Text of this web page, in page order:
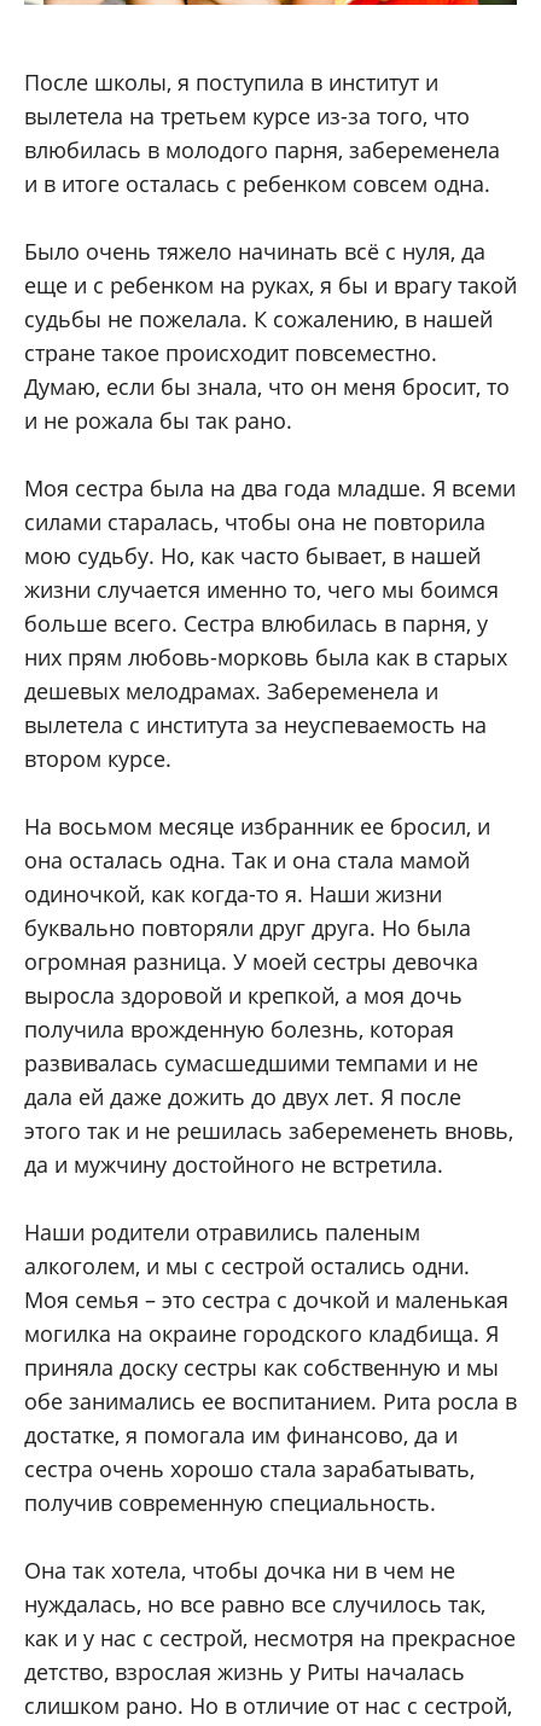
После школы, я поступила в институт и
вылетела на третьем курсе из-за того, что
влюбилась в молодого парня, забеременела
и в итоге осталась с ребенком совсем одна.
Было очень тяжело начинать всё с нуля, да
еще и с ребенком на руках, я бы и врагу такой
судьбы не пожелала. К сожалению, в нашей
стране такое происходит повсеместно.
Думаю, если бы знала, что он меня бросит, то
и не рожала бы так рано.
Моя сестра была на два года младше. Я всеми
силами старалась, чтобы она не повторила
мою судьбу. Но, как часто бывает, в нашей
жизни случается именно то, чего мы боимся
больше всего. Сестра влюбилась в парня, у
них прям любовь-морковь была как в старых
дешевых мелодрамах. Забеременела и
вылетела с института за неуспеваемость на
втором курсе.
На восьмом месяце избранник ее бросил, и
она осталась одна. Так и она стала мамой
одиночкой, как когда-то я. Наши жизни
буквально повторяли друг друга. Но была
огромная разница. У моей сестры девочка
выросла здоровой и крепкой, а моя дочь
получила врожденную болезнь, которая
развивалась сумасшедшими темпами и не
дала ей даже дожить до двух лет. Я после
этого так и не решилась забеременеть вновь,
да и мужчину достойного не встретила.
Наши родители отравились паленым
алкоголем, и мы с сестрой остались одни.
Моя семья – это сестра с дочкой и маленькая
могилка на окраине городского кладбища. Я
приняла доску сестры как собственную и мы
обе занимались ее воспитанием. Рита росла в
достатке, я помогала им финансово, да и
сестра очень хорошо стала зарабатывать,
получив современную специальность.
Она так хотела, чтобы дочка ни в чем не
нуждалась, но все равно все случилось так,
как и у нас с сестрой, несмотря на прекрасное
детство, взрослая жизнь у Риты началась
слишком рано. Но в отличие от нас с сестрой,